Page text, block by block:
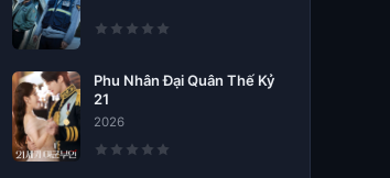
Phu Nhân Đại Quân Thế Kỷ
21
2026